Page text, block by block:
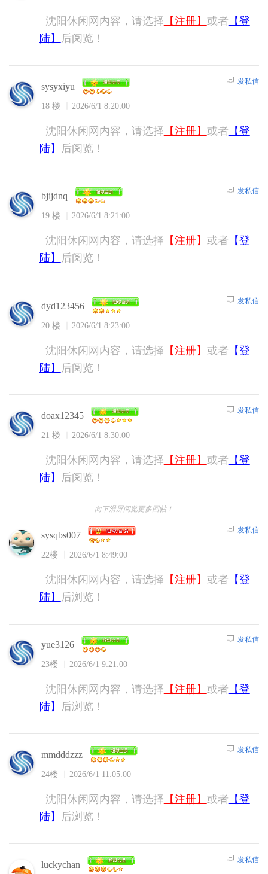
沈阳休闲网内容，请选择 【注册】 或者 【登
陆】
后阅览！
sysyxiyu
18 楼 2026/6/1 8:20:00
发私信
沈阳休闲网内容，请选择 【注册】 或者 【登
陆】
后阅览！
bjijdnq
19 楼 2026/6/1 8:21:00
发私信
沈阳休闲网内容，请选择 【注册】 或者 【登
陆】
后阅览！
dyd123456
20 楼 2026/6/1 8:23:00
发私信
沈阳休闲网内容，请选择 【注册】 或者 【登
陆】
后阅览！
doax12345
21 楼 2026/6/1 8:30:00
发私信
沈阳休闲网内容，请选择 【注册】 或者 【登
陆】
后阅览！
向下滑屏阅览更多回帖！
sysqbs007
22楼 2026/6/1 8:49:00
发私信
沈阳休闲网内容，请选择 【注册】 或者 【登
陆】
后浏览！
yue3126
23楼 2026/6/1 9:21:00
发私信
沈阳休闲网内容，请选择 【注册】 或者 【登
陆】
后浏览！
mmdddzzz
24楼 2026/6/1 11:05:00
发私信
沈阳休闲网内容，请选择 【注册】 或者 【登
陆】
后浏览！
luckychan 发私信